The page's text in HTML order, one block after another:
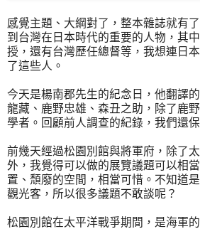
感覺主題、大綱對了，整本雜誌就有
到台灣在日本時代的重要的人物，其
授，還有台灣歷任總督等，我想連日
了這些人。
今天是楊南郡先生的紀念日，他翻譯
龍藏、鹿野忠雄、森丑之助，除了鹿
學者。回顧前人調查的紀錄，我們還
前幾天經過松園別館與將軍府，除了
外，我覺得可以做的展覽議題可以相
置、頹廢的空間，相當可惜。不知道
觀光客，所以很多議題不敢談呢？
松園別館在太平洋戰爭期間，是海軍